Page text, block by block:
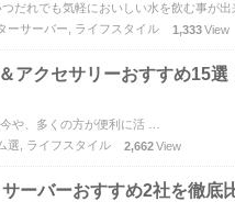
だれでも気軽においしい水を飲む事が出
ーサーバー ライフスタイル 1,333View
アクセサリーおすすめ15
や、多くの方が便利に活 …
選 ライフスタイル 2,662View
ーバーおすすめ2社を徹底